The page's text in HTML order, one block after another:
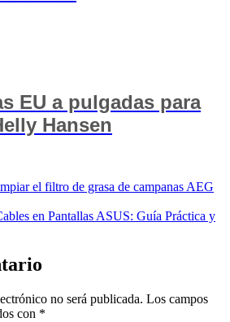
EU a pulgadas para
Hansen
el filtro de grasa de campanas AEG
en Pantallas ASUS: Guía Práctica y
no será publicada. Los campos
con *